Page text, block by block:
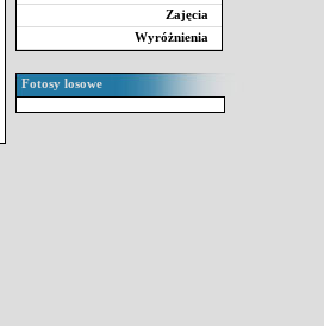
Zajęcia
Wyróżnienia
Fotosy losowe